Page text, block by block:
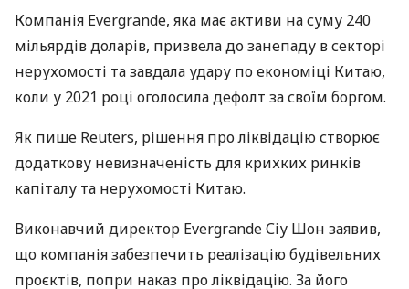
Компанія Evergrande, яка має активи на суму 240
мільярдів доларів, призвела до занепаду в секторі
нерухомості та завдала удару по економіці Китаю,
коли у 2021 році оголосила дефолт за своїм боргом.
Як пише Reuters, рішення про ліквідацію створює
додаткову невизначеність для крихких ринків
капіталу та нерухомості Китаю.
Виконавчий директор Evergrande Сіу Шон заявив,
що компанія забезпечить реалізацію будівельних
проєктів, попри наказ про ліквідацію. За його